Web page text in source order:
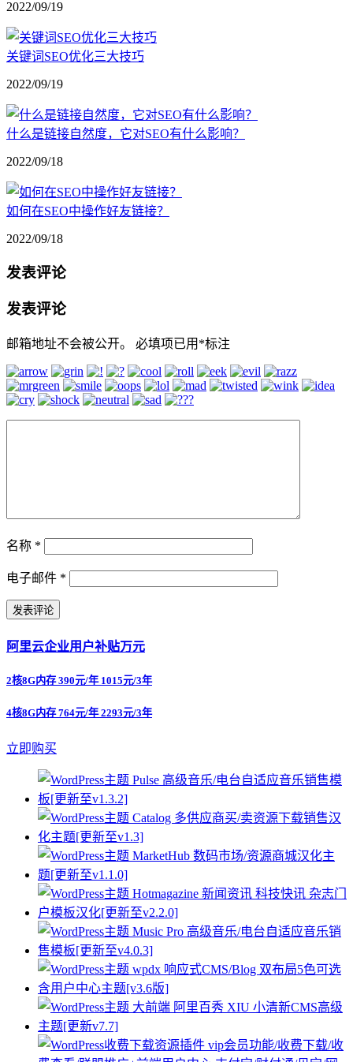
2022/09/19
关键词SEO优化三大技巧
2022/09/19
什么是链接自然度，它对SEO有什么影响？
2022/09/18
如何在SEO中操作好友链接？
2022/09/18
发表评论
发表评论
邮箱地址不会被公开。 必填项已用 *标注
名称 *
电子邮件 *
阿里云企业用户补贴万元
2核8G内存 390元/年 1015元/3年
4核8G内存 764元/年 2293元/3年
立即购买